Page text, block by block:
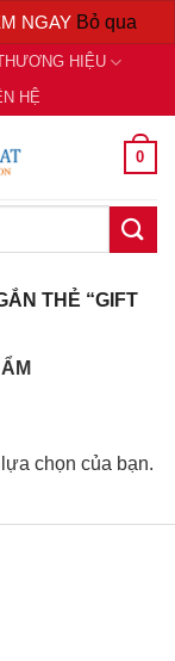
NGAY Bỏ qua
HIỆU
HỆ
0
THẺ “GIFT
chọn của bạn.